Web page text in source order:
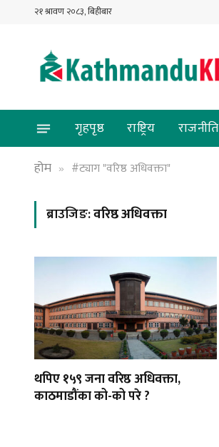
२१ श्रावण २०८३, बिहीबार
गृहपृष्ठ राष्ट्रिय राजनीति
होम
» #ट्याग "वरिष्ठ अधिवक्ता"
ब्राउजिङ:वरिष्ठ अधिवक्ता
थपिए १५९ जना वरिष्ठ अधिवक्ता,
काठमाडौंका को-को परे ?